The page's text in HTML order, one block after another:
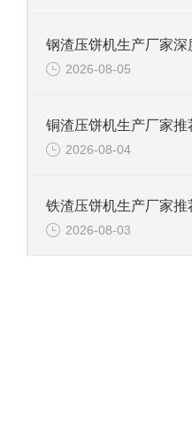
2026-08-05
2026-08-04
2026-08-03